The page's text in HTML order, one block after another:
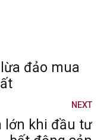
đảo mua
NEXT
lớn khi đầu tư